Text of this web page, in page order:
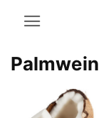
Palmwein